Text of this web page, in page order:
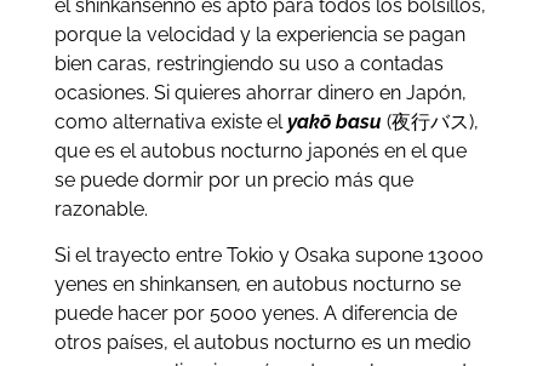
el shinkansenno es apto para todos los bolsillos,
porque la velocidad y la experiencia se pagan
bien caras, restringiendo su uso a contadas
ocasiones. Si quieres ahorrar dinero en Japón,
como alternativa existe el yakō basu (夜行バス),
que es el autobus nocturno japonés en el que
se puede dormir por un precio más que
razonable.
Si el trayecto entre Tokio y Osaka supone 13000
yenes en shinkansen, en autobus nocturno se
puede hacer por 5000 yenes. A diferencia de
otros países, el autobus nocturno es un medio